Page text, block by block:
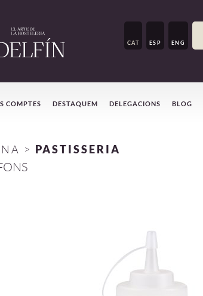
CAT ESP ENG
COMPTES DESTAQUEM DELEGACIONS BLOG
> PASTISSERIA